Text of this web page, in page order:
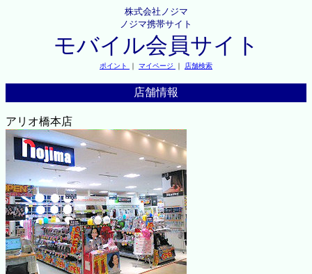
株式会社ノジマ
ノジマ携帯サイト
モバイル会員サイト
ポイント ｜ マイページ ｜ 店舗検索
店舗情報
アリオ橋本店